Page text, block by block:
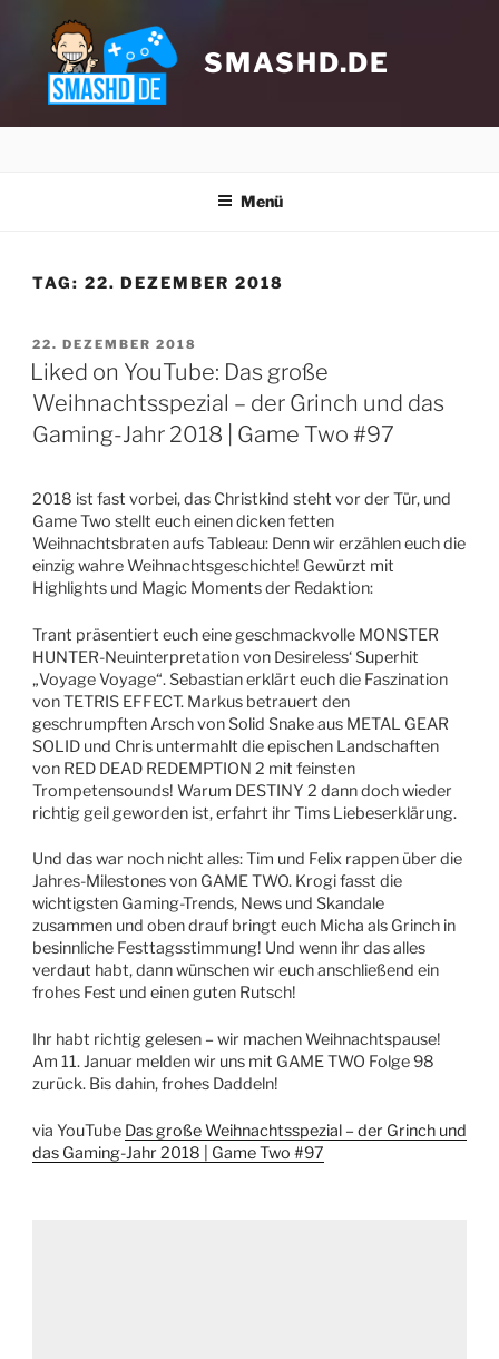
springen
SMASHD.DE
Menü
TAG: 22. DEZEMBER 2018
VERÖFFENTLICHT
AM
22. DEZEMBER 2018
Liked on YouTube: Das große
Weihnachtsspezial – der Grinch und das
Gaming-Jahr 2018 | Game Two #97
Klicke hier, um Marketing-Cookies zu
aktivieren
2018 ist fast vorbei, das Christkind steht vor der Tür, und
Game Two stellt euch einen dicken fetten
Weihnachtsbraten aufs Tableau: Denn wir erzählen euch die
einzig wahre Weihnachtsgeschichte! Gewürzt mit
Highlights und Magic Moments der Redaktion:
Trant präsentiert euch eine geschmackvolle MONSTER
HUNTER-Neuinterpretation von Desireless‘ Superhit
„Voyage Voyage“. Sebastian erklärt euch die Faszination
von TETRIS EFFECT. Markus betrauert den
geschrumpften Arsch von Solid Snake aus METAL GEAR
SOLID und Chris untermahlt die epischen Landschaften
von RED DEAD REDEMPTION 2 mit feinsten
Trompetensounds! Warum DESTINY 2 dann doch wieder
richtig geil geworden ist, erfahrt ihr Tims Liebeserklärung.
Und das war noch nicht alles: Tim und Felix rappen über die
Jahres-Milestones von GAME TWO. Krogi fasst die
wichtigsten Gaming-Trends, News und Skandale
zusammen und oben drauf bringt euch Micha als Grinch in
besinnliche Festtagsstimmung! Und wenn ihr das alles
verdaut habt, dann wünschen wir euch anschließend ein
frohes Fest und einen guten Rutsch!
Ihr habt richtig gelesen – wir machen Weihnachtspause!
Am 11. Januar melden wir uns mit GAME TWO Folge 98
zurück. Bis dahin, frohes Daddeln!
via YouTube Das große Weihnachtsspezial – der Grinch und
das Gaming-Jahr 2018 | Game Two #97